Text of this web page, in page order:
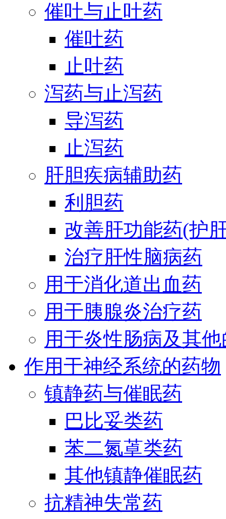
催吐与止吐药
催吐药
止吐药
泻药与止泻药
导泻药
止泻药
肝胆疾病辅助药
利胆药
改善肝功能药(护
治疗肝性脑病药
用于消化道出血药
用于胰腺炎治疗药
用于炎性肠病及其
作用于神经系统的药物
镇静药与催眠药
巴比妥类药
苯二氮䓬类药
其他镇静催眠药
抗精神失常药